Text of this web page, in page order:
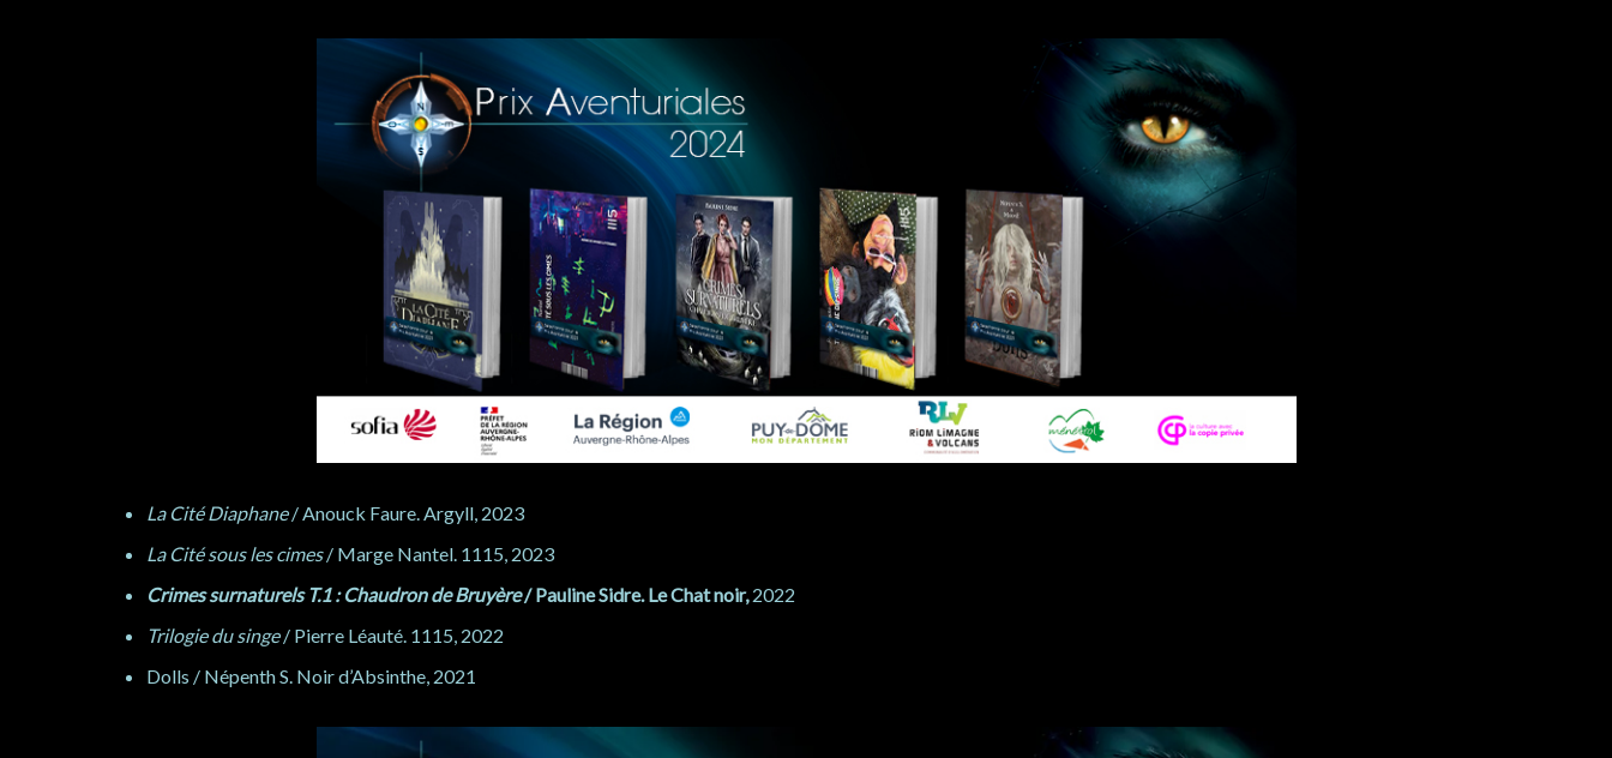
La Cité Diaphane/ Anouck Faure. Argyll, 2023
La Cité sous les cimes/ Marge Nantel. 1115, 2023
Crimes surnaturels T.1 : Chaudron de Bruyère/ Pauline Sidre. Le Chat noir,2022
Trilogie du singe/ Pierre Léauté. 1115, 2022
Dolls / Népenth S. Noir d’Absinthe, 2021